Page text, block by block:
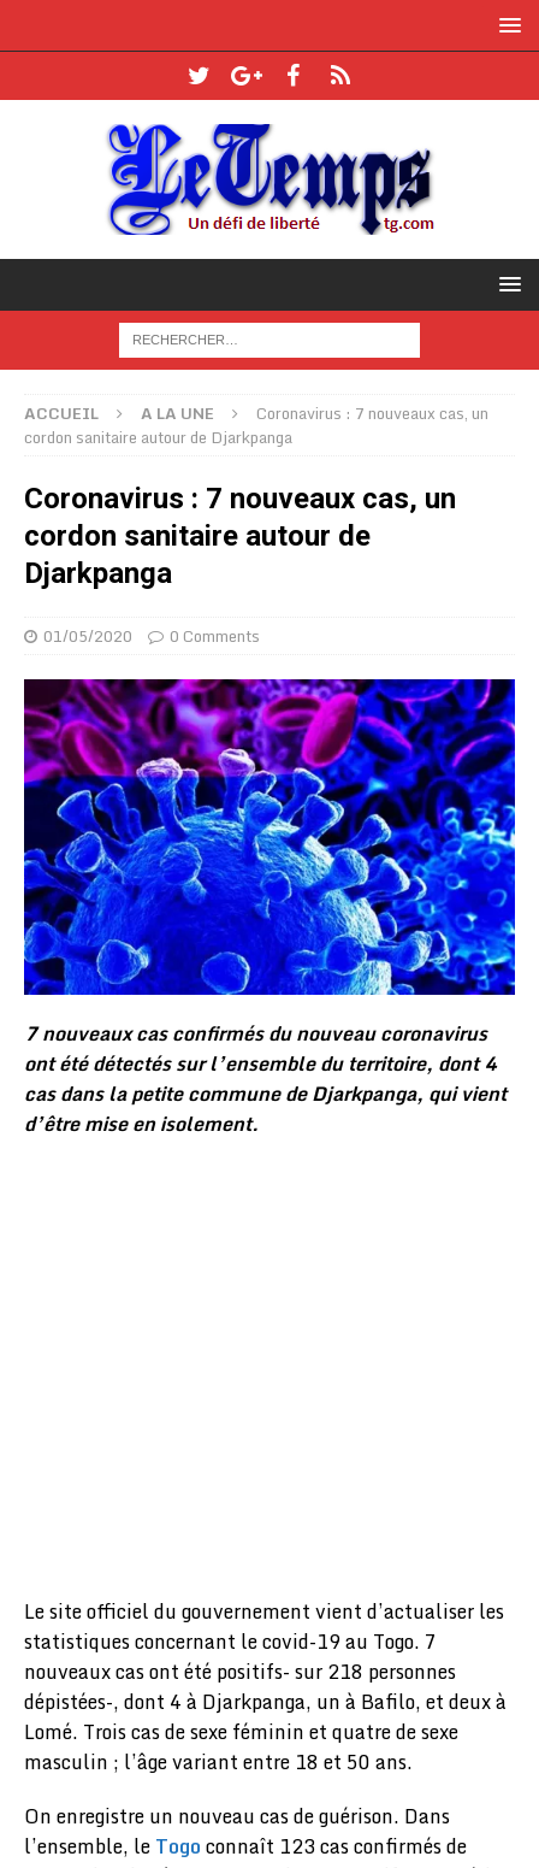
ACCUEIL A LA UNE
Coronavirus : 7 nouveaux cas, un
cordon sanitaire autour de Djarkpanga
Coronavirus : 7 nouveaux cas, un
cordon sanitaire autour de
Djarkpanga
01/05/2020 0 Comments
7 nouveaux cas confirmés du nouveau coronavirus
ont été détectés sur l’ensemble du territoire, dont 4
cas dans la petite commune de Djarkpanga, qui vient
d’être mise en isolement.
Le site officiel du gouvernement vient d’actualiser les
statistiques concernant le covid-19 au Togo. 7
nouveaux cas ont été positifs- sur 218 personnes
dépistées-, dont 4 à Djarkpanga, un à Bafilo, et deux à
Lomé. Trois cas de sexe féminin et quatre de sexe
masculin ; l’âge variant entre 18 et 50 ans.
On enregistre un nouveau cas de guérison. Dans
l’ensemble, leTogoconnaît 123 cas confirmés de